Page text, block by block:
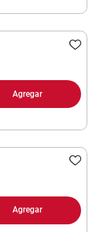
Agregar
Agregar